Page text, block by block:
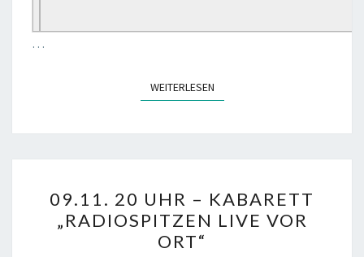
…
WEITERLESENWEITERLESEN
20
UHR
–
09.11. 20 UHR – KABARETT
„RADIOSPITZEN LIVE VOR
ORT“